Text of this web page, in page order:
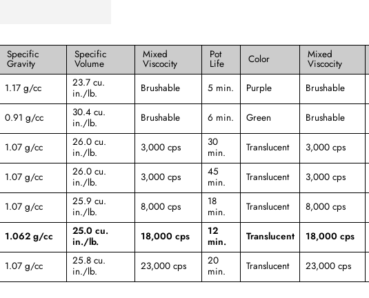
Specific
Gravity
Specific
Volume
Mixed
Viscocity
Pot
Life Color Mixed
Viscocity
1.17 g/cc
23.7 cu.
in./lb.
Brushable 5 min. Purple Brushable
0.91 g/cc
30.4 cu.
in./lb.
Brushable 6 min. Green Brushable
1.07 g/cc
26.0 cu.
in./lb.
3,000 cps
30
min.
Translucent 3,000 cps
1.07 g/cc
26.0 cu.
in./lb.
3,000 cps
45
min.
Translucent 3,000 cps
1.07 g/cc
25.9 cu.
in./lb.
8,000 cps
18
min.
Translucent 8,000 cps
1.062 g/cc
25.0 cu.
in./lb.
18,000 cps
12
min.
Translucent 18,000 cps
1.07 g/cc
25.8 cu.
in./lb.
23,000 cps
20
min.
Translucent 23,000 cps